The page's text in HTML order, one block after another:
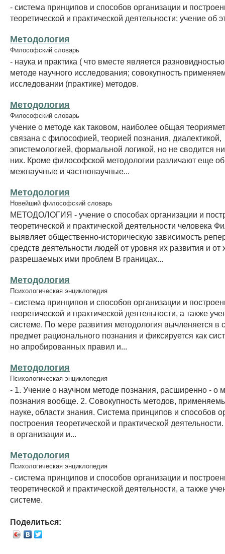
- система принципов и способов организации и
теоретической и практической деятельности; учение об
Методология
Философский словарь
- наука и практика ( что вместе является
методе научного исследования; совокупность
исследовании (практике) методов.
Методология
Философский словарь
учение о методе как таковом, наиболее общая
связана с философией, теорией познания, диалектикой,
эпистемологией, формальной логикой, но не сводится
них. Кроме философской методологии различают еще
межнаучные и частнонаучные...
Методология
Новейший философский словарь
МЕТОДОЛОГИЯ - учение о способах организации и
теоретической и практической деятельности человека
выявляет общественно-историческую зависимость
средств деятельности людей от уровня их развития и от
разрешаемых ими проблем В границах...
Методология
Психологическая энциклопедия
- система принципов и способов организации и
теоретической и практической деятельности, а также
системе. По мере развития методология вычленяется в
предмет рационального познания и фиксируется как
но апробированных правил и...
Методология
Психологическая энциклопедия
- 1. Учение о научном методе познания, расширенно - о
познания вообще. 2. Совокупность методов,
науке, области знания. Система принципов и способов
построения теоретической и практической
в организации и...
Методология
Психологическая энциклопедия
- система принципов и способов организации и
теоретической и практической деятельности, а также
системе.
Поделиться: